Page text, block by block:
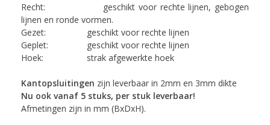
Recht: geschikt voor rechte lijnen, gebogen
lijnen en ronde vormen.
Gezet: geschikt voor rechte lijnen
Geplet: geschikt voor rechte lijnen
Hoek: strak afgewerkte hoek
Kantopsluitingen zijn leverbaar in 2mm en 3mm dikte
Nu ook vanaf 5 stuks, per stuk leverbaar!
Afmetingen zijn in mm (BxDxH).